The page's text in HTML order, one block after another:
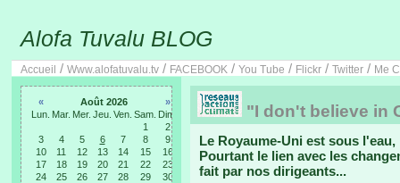
Alofa Tuvalu BLOG
Accueil / Www.alofatuvalu.tv / FACEBOOK / You Tube / Flickr / Twitter / Me
« Août 2026
»
Lun. Mar. Mer. Jeu. Ven. Sam. Dim.
1
2
3
4 5 6 7 8
9
10
11 12 13 14 15
16
17
18 19 20 21 22
23
24
25 26 27 28 29
30
"I don't believe in
Le Royaume-Uni est sous
Pourtant le lien avec les
fait par nos dirigeants...